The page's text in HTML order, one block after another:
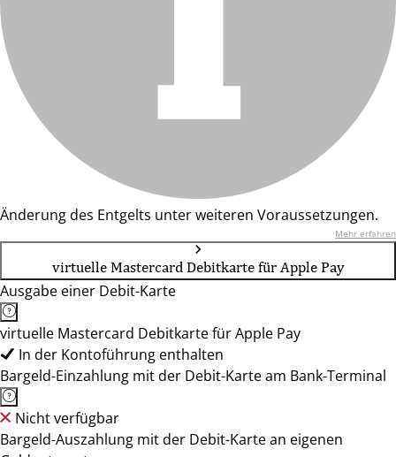
Änderung des Entgelts unter weiteren Voraussetzungen.
Mehr erfahren
virtuelle Mastercard Debitkarte für Apple Pay
Ausgabe einer Debit-Karte
virtuelle Mastercard Debitkarte für Apple Pay
In der Kontoführung enthalten
Bargeld-Einzahlung mit der Debit-Karte am Bank-Terminal
Nicht verfügbar
Bargeld-Auszahlung mit der Debit-Karte an eigenen